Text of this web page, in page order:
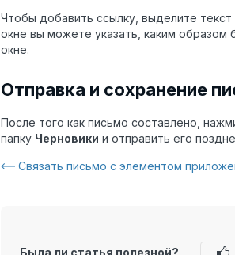
Чтобы добавить ссылку, выделите
окне вы можете указать, каким образом
окне.
Отправка и сохранение
После того как письмо составлено,
папку Черновики и отправить его
Связать письмо с элементом